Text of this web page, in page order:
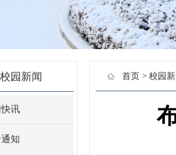
校园新闻
讯
知
首页 > 校园